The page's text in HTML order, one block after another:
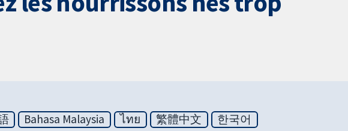
Bahasa Malaysia ไทย 繁體中文
한국어